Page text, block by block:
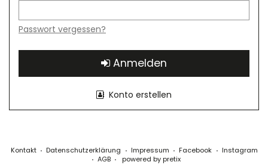
Passwort vergessen?
Anmelden
Konto erstellen
Kontakt Datenschutzerklärung Impressum Facebook
Instagram
AGB
powered by pretix